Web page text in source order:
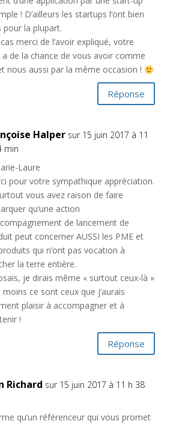
! D’ailleurs les startups l’ont bien
pour la plupart.
merci de l’avoir expliqué, votre
de la chance de vous avoir comme
nous aussi par la même occasion !
Réponse
Halper sur 15 juin 2017 à 11
min
Laure
pour votre sympathique appréciation.
vous avez raison de faire
qu’une action
de lancement de
peut concerner AUSSI les PME et
qui n’ont pas vocation à
la terre entière.
je dirais même « surtout ceux-là »
moins ce sont ceux que j’aurais
plaisir à accompagner et à
!
Réponse
Richard sur 15 juin 2017 à 11 h 38
qu’un référenceur qui vous promet